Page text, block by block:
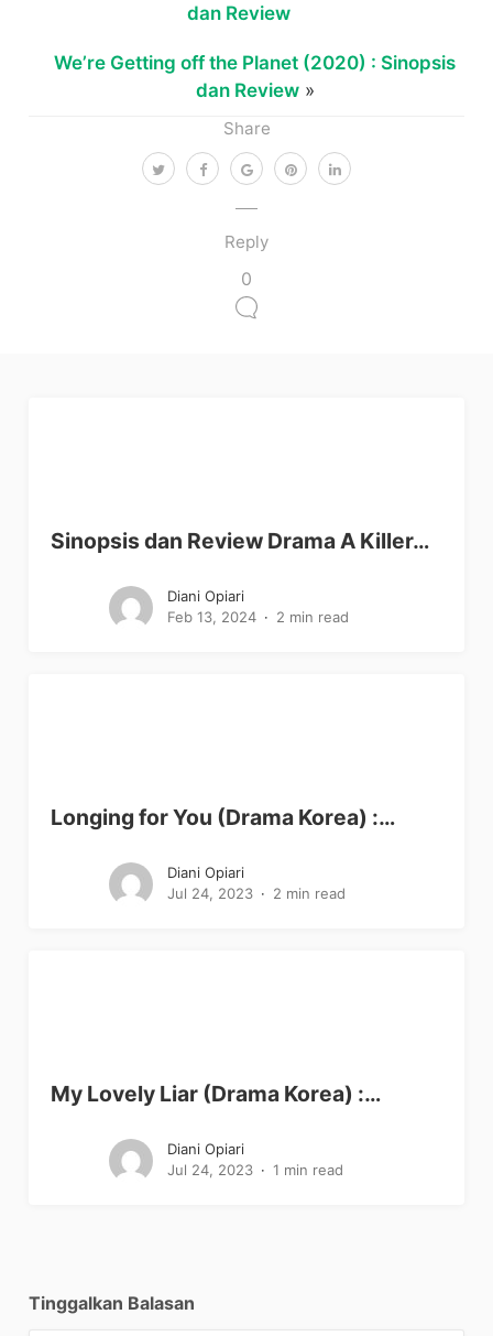
Share
Reply
0
dan Review
We’re Getting off the Planet (2020) : Sinopsis
dan Review»
Sinopsis dan Review Drama A Killer…
Diani Opiari
Feb 13, 2024
2 min read
Longing for You (Drama Korea) :…
Diani Opiari
Jul 24, 2023
2 min read
My Lovely Liar (Drama Korea) :…
Diani Opiari
Jul 24, 2023
1 min read
Tinggalkan Balasan